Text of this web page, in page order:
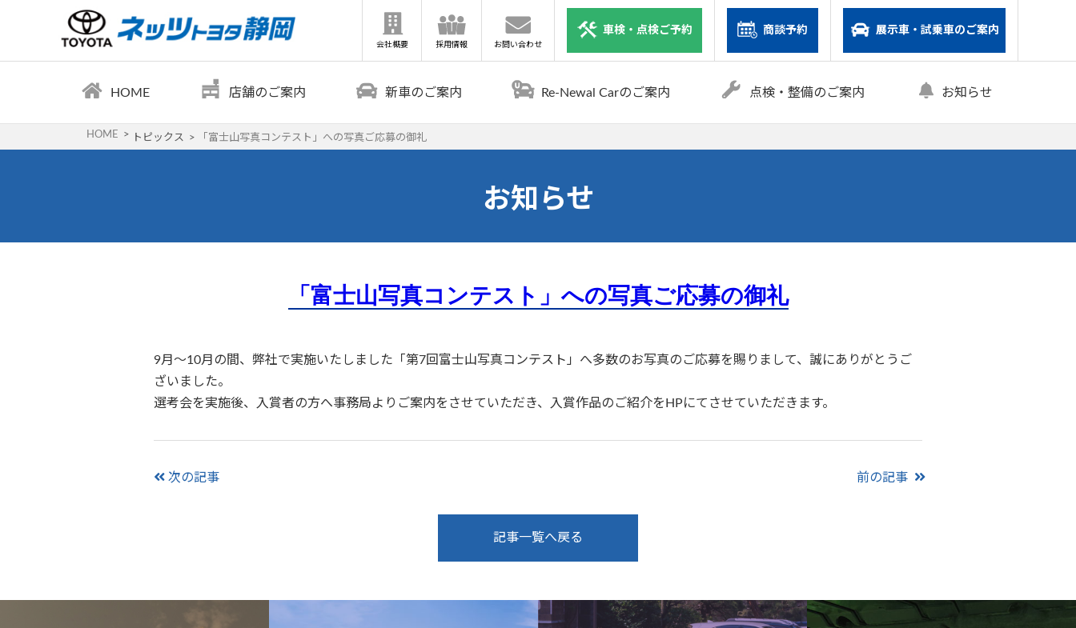
会社概要 採用情報 お問い合わせ
車検・点検ご予約 商談予約 展示車・試乗車のご案内
HOME 店舗のご案内 新車のご案内 Re-Newal Carのご案内 点検・整備のご案内 お知らせ
HOME トピックス 「富士山写真コンテスト」への写真ご応募の御礼
お知らせ
「富士山写真コンテスト」への写真ご応募の御礼
9月～10月の間、弊社で実施いたしました「第7回富士山写真コンテスト」へ多数のお写真のご応募を賜りまして、誠にありがとうご
ざいました。
選考会を実施後、入賞者の方へ事務局よりご案内をさせていただき、入賞作品のご紹介をHPにてさせていただきます。
次の記事 前の記事
記事一覧へ戻る